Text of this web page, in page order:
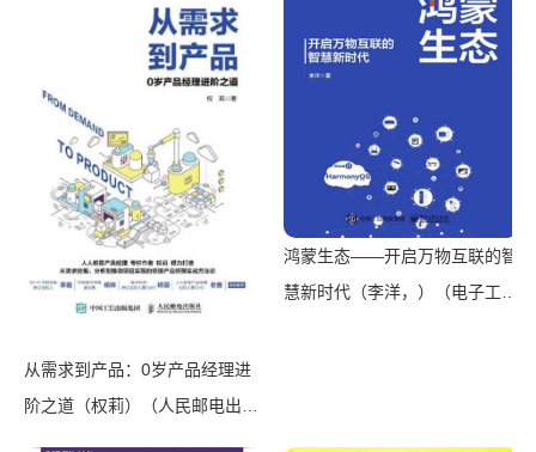
从需求到产品：0岁产品经理进
阶之道（权莉）（人民邮电出版
鸿蒙生态——开启万物互联的智
慧新时代（李洋，）（电子工业